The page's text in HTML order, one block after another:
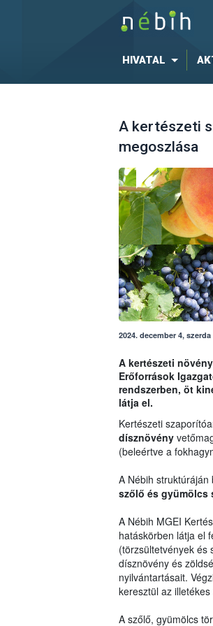
HIVATAL
A kertészeti
megoszlása
2024. december 4, szerda
A kertészeti
Erőforrások
rendszerben, öt
látja el.
Kertészeti
dísznövény
(beleértve a
A Nébih struktúráján
szőlő és gyümölcs
A Nébih MGEI
hatáskörben látja el
(törzsültetvények és
dísznövény és
nyilvántartásait.
keresztül az
A szőlő, gyümölcs